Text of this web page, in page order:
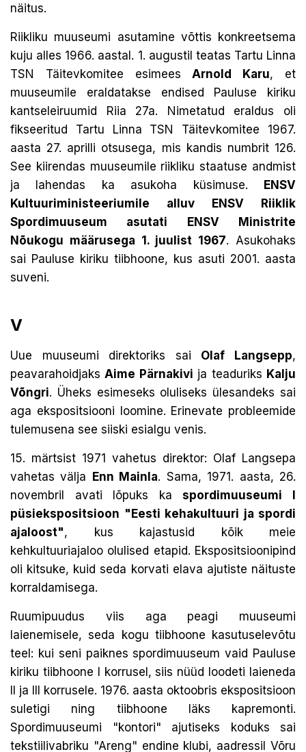
näitus.
Riikliku muuseumi asutamine võttis konkreetsema
kuju alles 1966. aastal. 1. augustil teatas Tartu Linna
TSN Täitevkomitee esimeesArnold Karu, et
muuseumile eraldatakse endised Pauluse kiriku
kantseleiruumid Riia 27a. Nimetatud eraldus oli
fikseeritud Tartu Linna TSN Täitevkomitee 1967.
aasta 27. aprilli otsusega, mis kandis numbrit 126.
See kiirendas muuseumile riikliku staatuse andmist
ja lahendas ka asukoha küsimuse.
ENSV
Kultuuriministeeriumile alluv ENSV Riiklik
Spordimuuseum asutati ENSV Ministrite
Nõukogu määrusega 1. juulist 1967. Asukohaks
sai Pauluse kiriku tiibhoone, kus asuti 2001. aasta
suveni.
V
Uue muuseumi direktoriks sai Olaf Langsepp,
peavarahoidjaksAime Pärnakivi ja teaduriks Kalju
Võngri. Üheks esimeseks oluliseks ülesandeks sai
aga ekspositsiooni loomine. Erinevate probleemide
tulemusena see siiski esialgu venis.
15. märtsist 1971 vahetus direktor: Olaf Langsepa
vahetas välja
Enn Mainla. Sama, 1971. aasta, 26.
novembril avati lõpuks kaspordimuuseumi I
püsiekspositsioon "Eesti kehakultuuri ja spordi
ajaloost", kus kajastusid kõik meie
kehkultuuriajaloo olulised etapid. Ekspositsioonipind
oli kitsuke, kuid seda korvati elava ajutiste näituste
korraldamisega.
Ruumipuudus viis aga peagi muuseumi
laienemisele, seda kogu tiibhoone kasutuselevõtu
teel: kui seni paiknes spordimuuseum vaid Pauluse
kiriku tiibhoone I korrusel, siis nüüd loodeti laieneda
II ja III korrusele. 1976. aasta oktoobris ekspositsioon
suletigi ning tiibhoone läks kapremonti.
Spordimuuseumi "kontori" ajutiseks koduks sai
tekstiilivabriku "Areng" endine klubi, aadressil Võru